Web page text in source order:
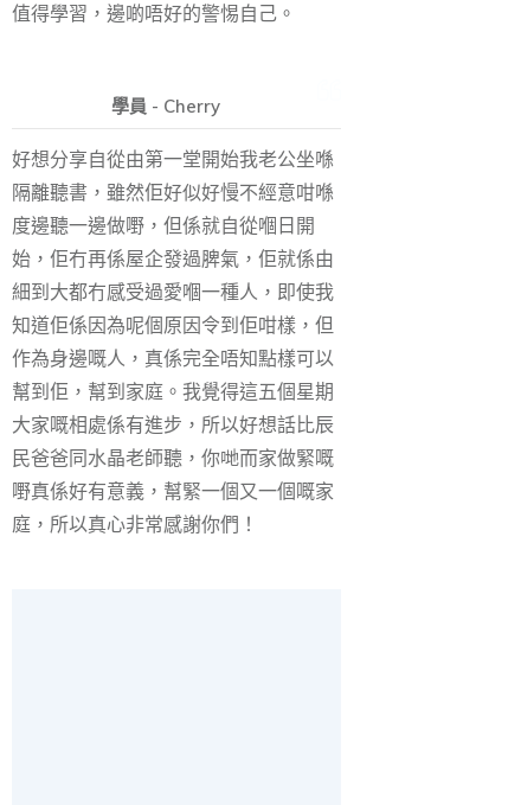
值得學習，邊啲唔好的警惕自己。
學員 - Cherry
好想分享自從由第一堂開始我老公坐喺
隔離聽書，雖然佢好似好慢不經意咁喺
度邊聽一邊做嘢，但係就自從嗰日開
始，佢冇再係屋企發過脾氣，佢就係由
細到大都冇感受過愛嗰一種人，即使我
知道佢係因為呢個原因令到佢咁樣，但
作為身邊嘅人，真係完全唔知點樣可以
幫到佢，幫到家庭。我覺得這五個星期
大家嘅相處係有進步，所以好想話比辰
民爸爸同水晶老師聽，你哋而家做緊嘅
嘢真係好有意義，幫緊一個又一個嘅家
庭，所以真心非常感謝你們！